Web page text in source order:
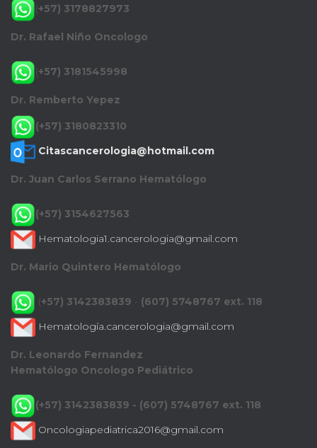
(+57) 3178827973
Dr. Rafael Niño Oncologo
(+57) 3181545998
Dr. Remberto Yepez
(+57) 3180823310
Citascancerologia@hotmail.com
Dr. Juan Carlos Serrano Hematólogo
(+57) 3154627563
Hematologia1.cancerologia@gmail.com
Dr. Mario Quintero Hematólogo
(+57) 3142383839 - (607) 5748767 ext. 118
Hematología.cancerologia@gmail.com
Dr. Leonardo Fernandez
Hematólogo Oncologo Pediátrico
(+57) 3142383839 - (607) 5748767 ext. 118
Oncologiapediatrica2016@gmail.com